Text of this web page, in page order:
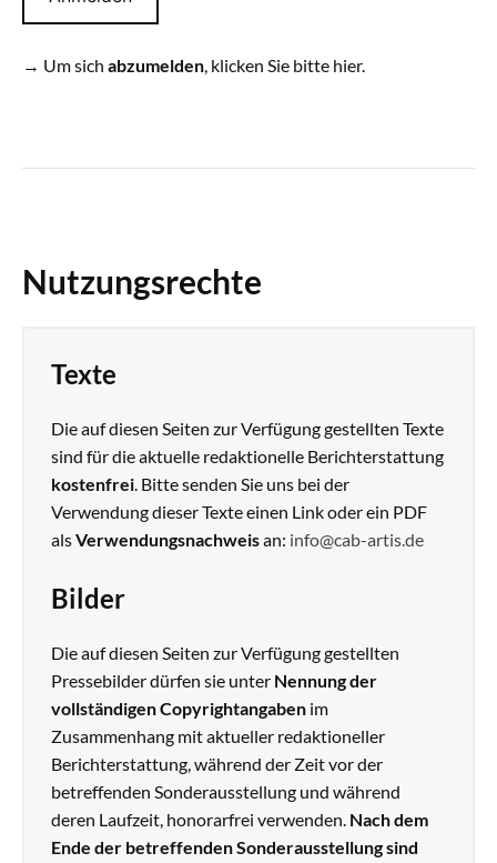
→ Um sich abzumelden, klicken Sie bitte hier.
Nutzungsrechte
Texte
Die auf diesen Seiten zur Verfügung gestellten Texte
sind für die aktuelle redaktionelle Berichterstattung
kostenfrei. Bitte senden Sie uns bei der
Verwendung dieser Texte einen Link oder ein PDF
alsVerwendungsnachweisan: info@cab-artis.de
Bilder
Die auf diesen Seiten zur Verfügung gestellten
Pressebilder dürfen sie unter Nennung der
vollständigen Copyrightangaben im
Zusammenhang mit aktueller redaktioneller
Berichterstattung, während der Zeit vor der
betreffenden Sonderausstellung und während
deren Laufzeit, honorarfrei verwenden. Nach dem
Ende der betreffenden Sonderausstellung sind